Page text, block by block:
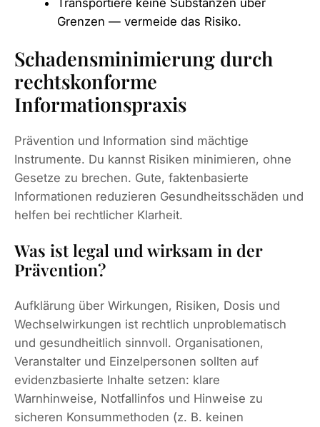
Grenzen — vermeide das Risiko.
Schadensminimierung durch
rechtskonforme
Informationspraxis
Prävention und Information sind mächtige
Instrumente. Du kannst Risiken minimieren, ohne
Gesetze zu brechen. Gute, faktenbasierte
Informationen reduzieren Gesundheitsschäden und
helfen bei rechtlicher Klarheit.
Was ist legal und wirksam in der
Prävention?
Aufklärung über Wirkungen, Risiken, Dosis und
Wechselwirkungen ist rechtlich unproblematisch
und gesundheitlich sinnvoll. Organisationen,
Veranstalter und Einzelpersonen sollten auf
evidenzbasierte Inhalte setzen: klare
Warnhinweise, Notfallinfos und Hinweise zu
sicheren Konsummethoden (z. B. keinen